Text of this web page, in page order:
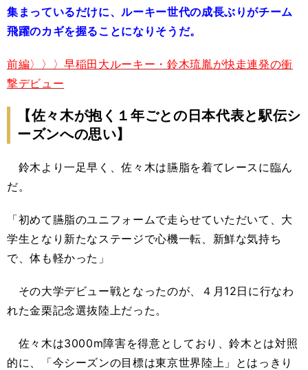
集まっているだけに、ルーキー世代の成長ぶりがチーム
飛躍のカギを握ることになりそうだ。
前編〉〉〉早稲田大ルーキー・鈴木琉胤が快走連発の衝
撃デビュー
【佐々木が抱く１年ごとの日本代表と駅伝シ
ーズンへの思い】
鈴木より一足早く、佐々木は臙脂を着てレースに臨ん
だ。
「初めて臙脂のユニフォームで走らせていただいて、大
学生となり新たなステージで心機一転、新鮮な気持ち
で、体も軽かった」
その大学デビュー戦となったのが、４月12日に行なわ
れた金栗記念選抜陸上だった。
佐々木は3000m障害を得意としており、鈴木とは対照
的に、「今シーズンの目標は東京世界陸上」とはっきり